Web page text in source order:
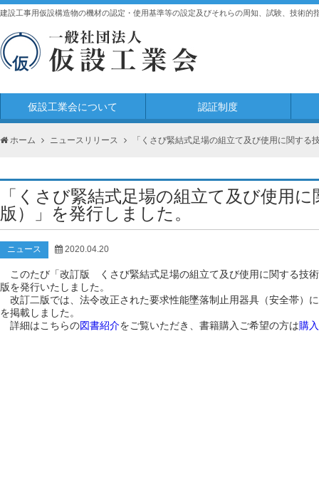
建設工事用仮設構造物の機材の認定・使用基準等の設定及びそれらの周知、試験、技術的
仮設工業会について 認証制度
ホーム ニュースリリース 「くさび緊結式足場の組立て及び使用に関す
「くさび緊結式足場の組立て及び使用
版）」を発行しました。
ニュース 2020.04.20
このたび「改訂版 くさび緊結式足場の組立て及び使用に関する技
版を発行いたしました。
改訂二版では、法令改正された要求性能墜落制止用器具（安全帯）
を掲載しました。
詳細はこちらの図書紹介をご覧いただき、書籍購入ご希望の方は購